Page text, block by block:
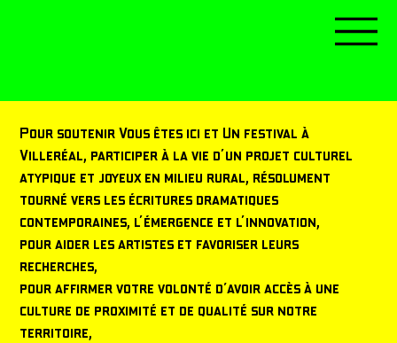
Pour soutenir Vous êtes ici et Un festival à
Villeréal, participer à la vie d'un projet culturel
atypique et joyeux en milieu rural, résolument
tourné vers les écritures dramatiques
contemporaines, l'émergence et l'innovation,
pour aider les artistes et favoriser leurs
recherches,
pour affirmer votre volonté d’avoir accès à une
culture de proximité et de qualité sur notre
territoire,